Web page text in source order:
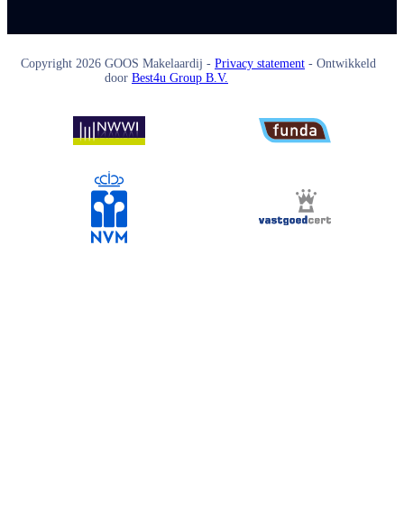
Copyright 2026 GOOS Makelaardij - Privacy statement - Ontwikkeld
door Best4u Group B.V.